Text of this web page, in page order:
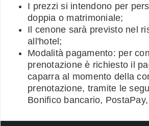
I prezzi si intendono per
doppia o matrimoniale;
Il cenone sarà previsto nel
all'hotel;
Modalità pagamento: per
prenotazione è richiesto il
caparra al momento della
prenotazione, tramite le
Bonifico bancario,